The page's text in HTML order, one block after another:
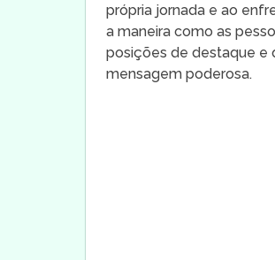
própria jornada e ao
a maneira como as
posições de destaque e
mensagem poderosa.